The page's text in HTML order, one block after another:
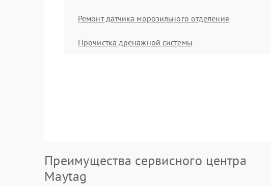
Ремонт датчика морозильного отделения
Прочистка дренажной системы
Преимущества сервисного центра
Maytag